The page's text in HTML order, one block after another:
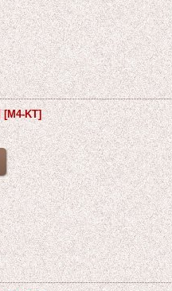
[M4-KT]